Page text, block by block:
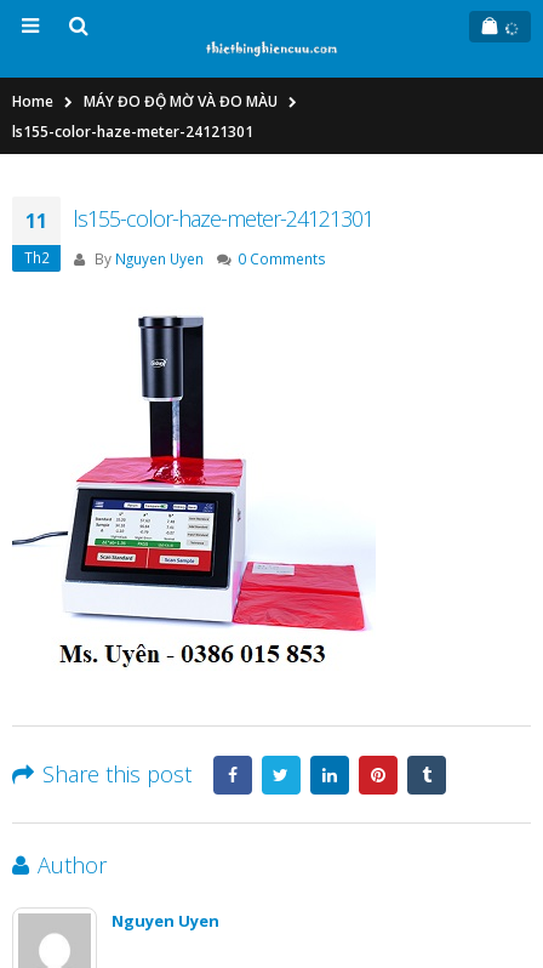
Home
MÁY ĐO ĐỘ MỜ VÀ ĐO MÀU
ls155-color-haze-meter-24121301
11
Th2
ls155-color-haze-meter-24121301
By Nguyen Uyen 0 Comments
Share this post
Author
Nguyen Uyen